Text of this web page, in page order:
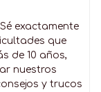
Sé exactamente
que
de 10 años,
nuestros
y trucos